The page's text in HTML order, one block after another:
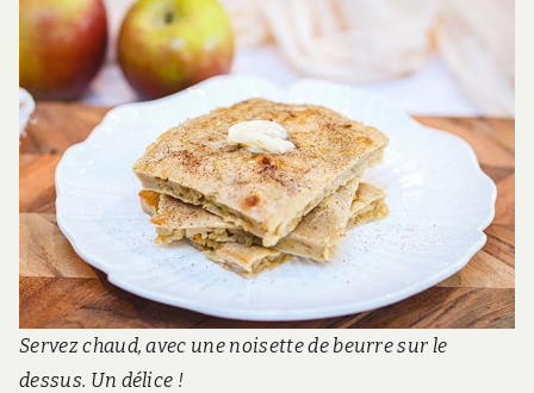
Servez chaud, avec une noisette de beurre sur le
dessus. Un délice !